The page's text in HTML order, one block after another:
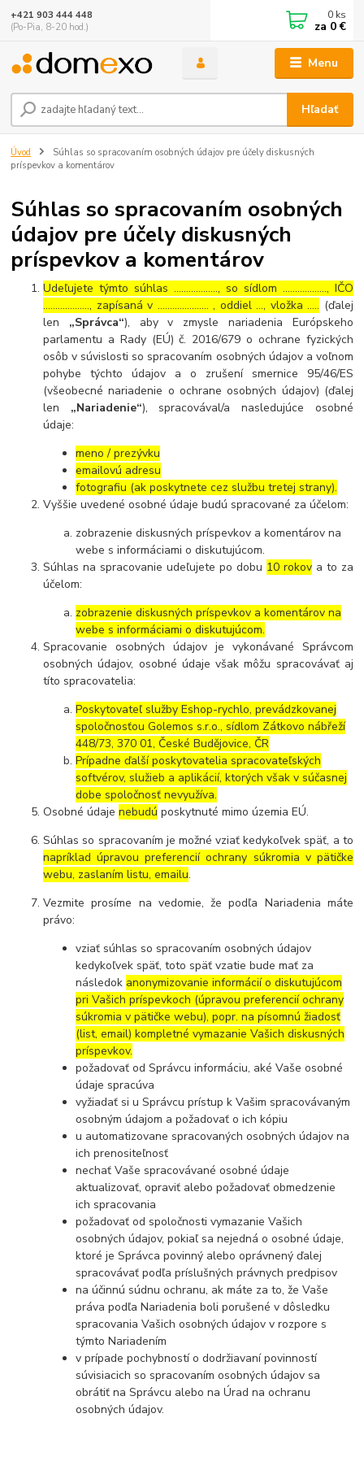
Menu
Hľadať
+421 903 444 448
(Po-Pia, 8-20 hod.)
0 ks
za 0 €
Úvod
Súhlas so spracovaním osobných údajov pre účely diskusných
príspevkov a komentárov
Súhlas so spracovaním osobných
údajov pre účely diskusných
príspevkov a komentárov
Udeľujete týmto súhlas ……………..., so sídlom ………………, IČO
………………., zapísaná v ………………… , oddiel …, vložka ….. (ďalej
len „Správca“), aby v zmysle nariadenia Európskeho
parlamentu a Rady (EÚ) č. 2016/679 o ochrane fyzických
osôb v súvislosti so spracovaním osobných údajov a voľnom
pohybe týchto údajov a o zrušení smernice 95/46/ES
(všeobecné nariadenie o ochrane osobných údajov) (ďalej
len „Nariadenie“), spracovával/a nasledujúce osobné
údaje:
meno / prezývku
emailovú adresu
fotografiu (ak poskytnete cez službu tretej strany).
Vyššie uvedené osobné údaje budú spracované za účelom:
zobrazenie diskusných príspevkov a komentárov na
webe s informáciami o diskutujúcom.
Súhlas na spracovanie udeľujete po dobu 10 rokova to za
účelom:
zobrazenie diskusných príspevkov a komentárov na
webe s informáciami o diskutujúcom.
Spracovanie osobných údajov je vykonávané Správcom
osobných údajov, osobné údaje však môžu spracovávať aj
títo spracovatelia:
Poskytovateľ služby Eshop-rychlo, prevádzkovanej
spoločnosťou Golemos s.r.o., sídlom Zátkovo nábřeží
448/73, 370 01, České Budějovice, ČR
Prípadne ďalší poskytovatelia spracovateľských
softvérov, služieb a aplikácií, ktorých však v súčasnej
dobe spoločnosť nevyužíva.
Osobné údajenebudú poskytnuté mimo územia EÚ.
Súhlas so spracovaním je možné vziať kedykoľvek späť, a to
napríklad úpravou preferencií ochrany súkromia v pätičke
webu, zaslaním listu, emailu.
Vezmite prosíme na vedomie, že podľa Nariadenia máte
právo:
vziať súhlas so spracovaním osobných údajov
kedykoľvek späť, toto späť vzatie bude mať za
následok anonymizovanie informácií o diskutujúcom
pri Vašich príspevkoch (úpravou preferencií ochrany
súkromia v pätičke webu), popr. na písomnú žiadosť
(list, email) kompletné vymazanie Vašich diskusných
príspevkov.
požadovať od Správcu informáciu, aké Vaše osobné
údaje spracúva
vyžiadať si u Správcu prístup k Vašim spracovávaným
osobným údajom a požadovať o ich kópiu
u automatizovane spracovaných osobných údajov na
ich prenositeľnosť
nechať Vaše spracovávané osobné údaje
aktualizovať, opraviť alebo požadovať obmedzenie
ich spracovania
požadovať od spoločnosti vymazanie Vašich
osobných údajov, pokiaľ sa nejedná o osobné údaje,
ktoré je Správca povinný alebo oprávnený ďalej
spracovávať podľa príslušných právnych predpisov
na účinnú súdnu ochranu, ak máte za to, že Vaše
práva podľa Nariadenia boli porušené v dôsledku
spracovania Vašich osobných údajov v rozpore s
týmto Nariadením
v prípade pochybností o dodržiavaní povinností
súvisiacich so spracovaním osobných údajov sa
obrátiť na Správcu alebo na Úrad na ochranu
osobných údajov.